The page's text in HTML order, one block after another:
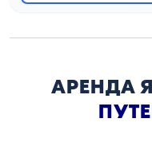
АРЕНДА